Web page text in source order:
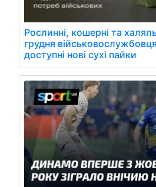
Рослинні, кошерні та
грудня
доступні нові сухі пайки